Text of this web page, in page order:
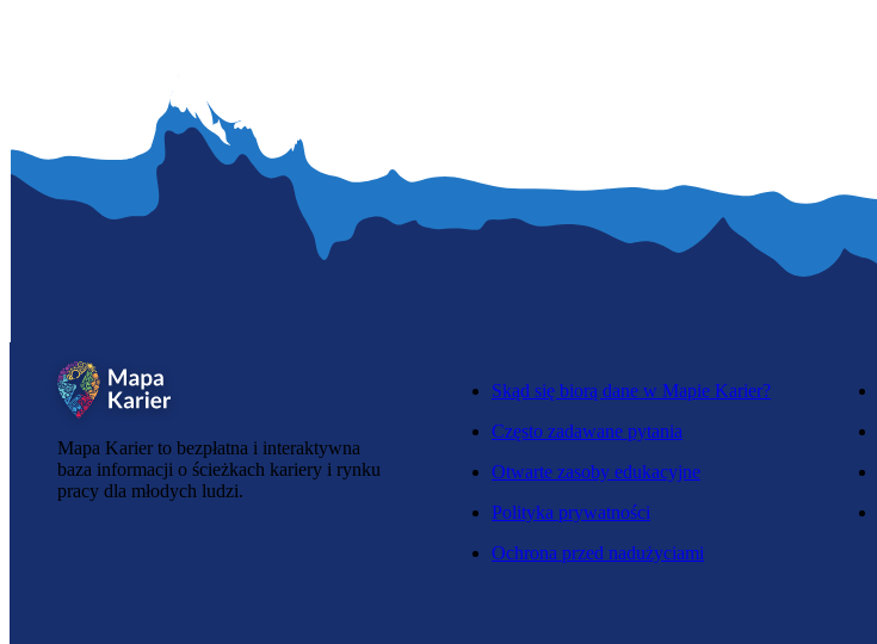
Mapa Karier to bezpłatna i interaktywna
baza informacji o ścieżkach kariery i rynku
pracy dla młodych ludzi.
Skąd się biorą dane w Mapie Karier?
Często zadawane pytania
Otwarte zasoby edukacyjne
Polityka prywatności
Ochrona przed nadużyciami